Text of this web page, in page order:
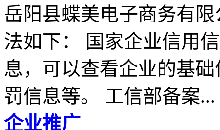
岳阳县蝶美电子商务有
法如下： 国家企业信用
息，可以查看企业的基
罚信息等。 工信部备案...
企业推广